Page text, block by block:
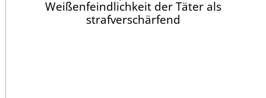
Weißenfeindlichkeit der Täter als
strafverschärfend